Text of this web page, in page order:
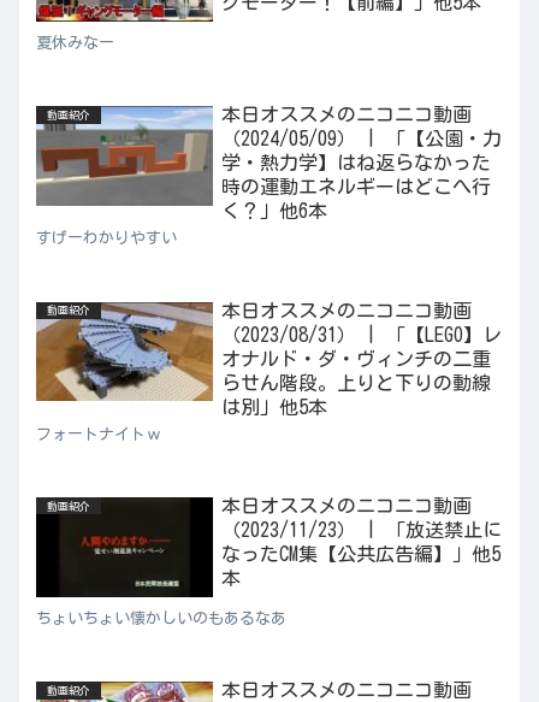
夏休みなー
動画紹介
本日オススメのニコニコ動画
（2024/05/09） | 「【公園・力
学・熱力学】はね返らなかった
時の運動エネルギーはどこへ行
く？」他6本
すげーわかりやすい
動画紹介
本日オススメのニコニコ動画
（2023/08/31） | 「【LEGO】レ
オナルド・ダ・ヴィンチの二重
らせん階段。上りと下りの動線
は別」他5本
フォートナイトｗ
動画紹介
本日オススメのニコニコ動画
（2023/11/23） | 「放送禁止に
なったCM集【公共広告編】」他5
本
ちょいちょい懐かしいのもあるなあ
動画紹介
本日オススメのニコニコ動画